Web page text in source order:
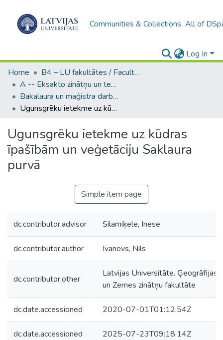
Communities & Collections All of
Log In
Home
B4 – LU fakultātes / Faculties of the UL
A -- Eksakto zinātņu un tehnoloģiju fakultāte / Faculty of Science and Technology
Bakalaura un maģistra darbi (EZTF) / Bachelor's and Master's theses
Ugunsgrēku ietekme uz kūdras īpašībām un veģetāciju Saklaura purvā
Ugunsgrēku ietekme uz kūdras
īpašībām un veģetāciju Saklaura
purvā
Simple item page
dc.contributor.advisor Silamiķele, Inese
dc.contributor.author Ivanovs, Nils
dc.contributor.other
Latvijas Universitāte. Ģeogrāfijas
un Zemes zinātņu fakultāte
dc.date.accessioned 2020-07-01T01:12:54Z
dc.date.accessioned 2025-07-23T09:18:14Z